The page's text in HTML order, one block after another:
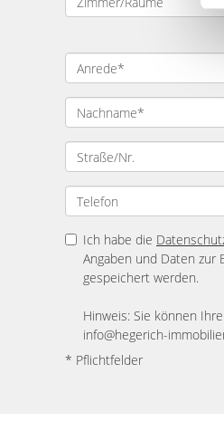
Ich habe die
Angaben und Daten zur
gespeichert werden.
Hinweis: Sie können
info@hegerich-
* Pflichtfelder